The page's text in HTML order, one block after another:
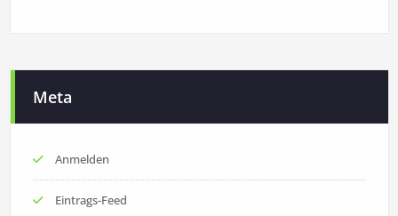
Meta
Anmelden
Eintrags-Feed